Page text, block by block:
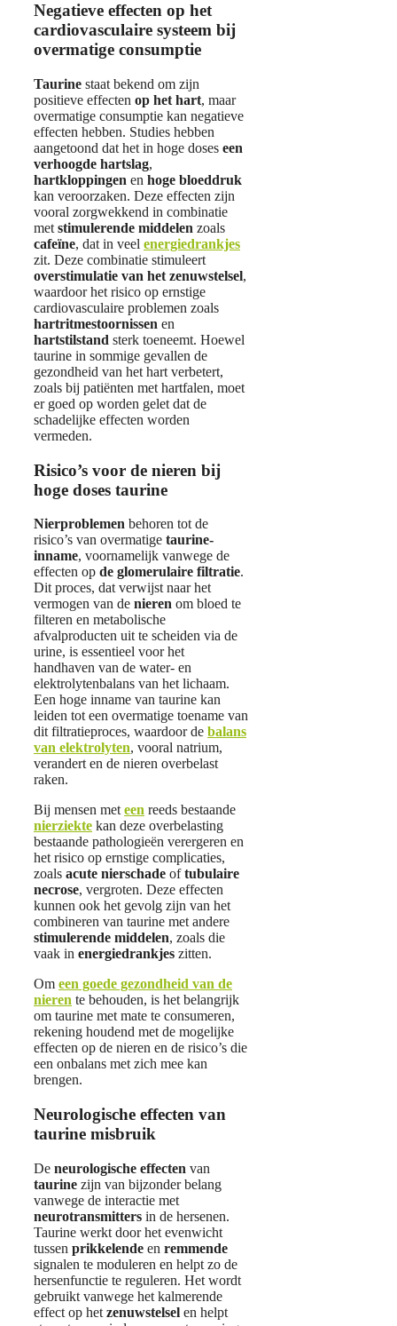
Negatieve effecten op het
cardiovasculaire systeem bij
overmatige consumptie
Taurine staat bekend om zijn
positieve effecten op het hart, maar
overmatige consumptie kan negatieve
effecten hebben. Studies hebben
aangetoond dat het in hoge doses een
verhoogde hartslag,
hartkloppingen en hoge bloeddruk
kan veroorzaken. Deze effecten zijn
vooral zorgwekkend in combinatie
met stimulerende middelen zoals
cafeïne, dat in veel energiedrankjes
zit. Deze combinatie stimuleert
overstimulatie van het zenuwstelsel,
waardoor het risico op ernstige
cardiovasculaire problemen zoals
hartritmestoornissen en
hartstilstand sterk toeneemt. Hoewel
taurine in sommige gevallen de
gezondheid van het hart verbetert,
zoals bij patiënten met hartfalen, moet
er goed op worden gelet dat de
schadelijke effecten worden
vermeden.
Risico’s voor de nieren bij
hoge doses taurine
Nierproblemen behoren tot de
risico’s van overmatige taurine-
inname, voornamelijk vanwege de
effecten op de glomerulaire filtratie.
Dit proces, dat verwijst naar het
vermogen van de nieren om bloed te
filteren en metabolische
afvalproducten uit te scheiden via de
urine, is essentieel voor het
handhaven van de water- en
elektrolytenbalans van het lichaam.
Een hoge inname van taurine kan
leiden tot een overmatige toename van
dit filtratieproces, waardoor de balans
van elektrolyten, vooral natrium,
verandert en de nieren overbelast
raken.
Bij mensen met een reeds bestaande
nierziekte kan deze overbelasting
bestaande pathologieën verergeren en
het risico op ernstige complicaties,
zoals acute nierschade oftubulaire
necrose, vergroten. Deze effecten
kunnen ook het gevolg zijn van het
combineren van taurine met andere
stimulerende middelen, zoals die
vaak in energiedrankjes zitten.
Om een goede gezondheid van de
nieren te behouden, is het belangrijk
om taurine met mate te consumeren,
rekening houdend met de mogelijke
effecten op de nieren en de risico’s die
een onbalans met zich mee kan
brengen.
Neurologische effecten van
taurine misbruik
De neurologische effecten van
taurine zijn van bijzonder belang
vanwege de interactie met
neurotransmitters in de hersenen.
Taurine werkt door het evenwicht
tussen prikkelende en remmende
signalen te moduleren en helpt zo de
hersenfunctie te reguleren. Het wordt
gebruikt vanwege het kalmerende
effect op het zenuwstelsel en helpt